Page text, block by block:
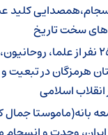
کلید
سخت تاریخ
بیانیه ۲۵۲۰ نفر از علما،
هرمزگان در تبعیت
اسلامی
بانه(ماموستا جمال